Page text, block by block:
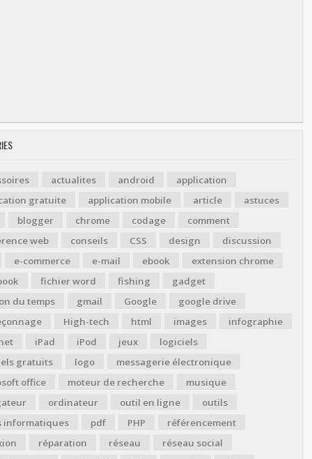
actualites android
application
gratuite
application mobile article
astuces
blogger
chrome codage
comment
web
conseils CSS design
discussion
e-commerce
e-mail ebook
extension chrome
fichier word fishing
gadget
du temps
gmail Google
google drive
High-tech html images
infographie
iPad iPod jeux
logiciels
gratuits
logo
messagerie électronique
office
moteur de recherche
musique
ordinateur outil en ligne
outils
informatiques
pdf PHP
référencement
réparation réseau
réseau social